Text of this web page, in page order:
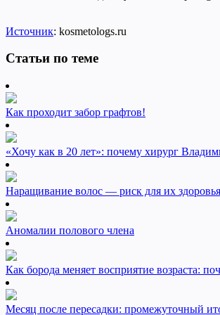
Источник: kosmetologs.ru
Статьи по теме
Как проходит забор графтов!
«Хочу как в 20 лет»: почему хирург
Наращивание волос — риск для их
Аномалии полового члена
Как борода меняет восприятие возраста:
Месяц после пересадки: промежуточный